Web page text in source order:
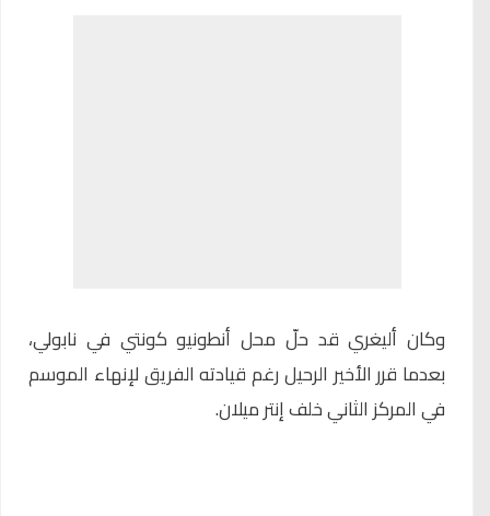
وكان أليغري قد حلّ محل أنطونيو كونتي في نابولي،
بعدما قرر الأخير الرحيل رغم قيادته الفريق لإنهاء الموسم
في المركز الثاني خلف إنتر ميلان.